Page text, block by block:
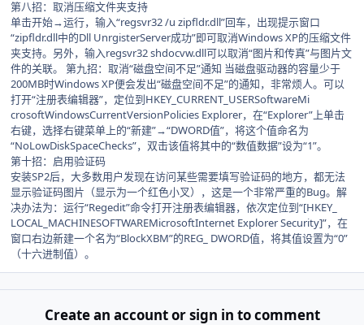
第八招：取消压缩文件夹支持
单击开始→运行，输入“regsvr32 /u zipfldr.dll”回车，出现提示窗口
“zipfldr.dll中的Dll UnrgisterServer成功”即可取消Windows XP的压缩文件
夹支持。另外，输入regsvr32 shdocvw.dll可以取消“图片和传真”与图片文
件的关联。 第九招：取消“磁盘空间不足”通知 当磁盘驱动器的容量少于
200MB时Windows XP便会发出“磁盘空间不足”的通知，非常烦人。可以
打开“注册表编辑器”，定位到HKEY_CURRENT_USERSoftwareMi
crosoftWindowsCurrentVersionPolicies Explorer，在“Explorer”上单击
右键，选择右键菜单上的“新建”→“DWORD值”，将这个值命名为
“NoLowDiskSpaceChecks”，双击该值将其中的“数值数据”设为“1”。
第十招：启用验证码
安装SP2后，大多数用户发现在访问某些需要填写验证码的地方，都无法
显示验证码图片（显示为一个红色小叉），这是一个非常严重的Bug。解
决办法为：运行“Regedit”命令打开注册表编辑器，依次定位到“[HKEY_
LOCAL_MACHINESOFTWAREMicrosoftInternet Explorer Security]”，在
窗口右边新建一个名为“BlockXBM”的REG_ DWORD值，将其值设置为“0”
（十六进制值）。
Create an account or sign in to comment